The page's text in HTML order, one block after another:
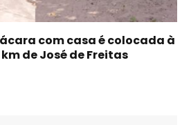
com casa é colocada à
de José de Freitas